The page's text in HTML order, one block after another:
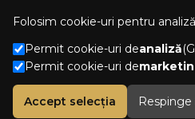
Folosim cookie-uri pentru
Permit cookie-uri deanaliză
Permit cookie-uri de
Accept selecția